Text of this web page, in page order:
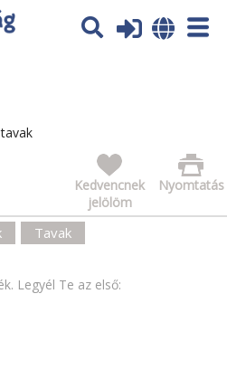
További tájékoztatás itt:
Nyomtatás
Kedvencnek
jelölöm
Tavak
Legyél Te az első: